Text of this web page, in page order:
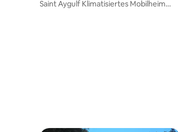
Saint Aygulf Klimatisiertes Mobilheim